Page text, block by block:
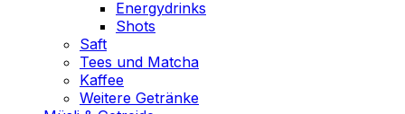
Energydrinks
Shots
Saft
Tees und Matcha
Kaffee
Weitere Getränke